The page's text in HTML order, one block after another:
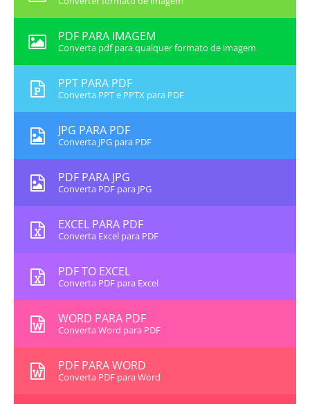
PDF PARA IMAGEM
Converta pdf para qualquer formato de imagem
PPT PARA PDF
Converta PPT e PPTX para PDF
JPG PARA PDF
Converta JPG para PDF
PDF PARA JPG
Converta PDF para JPG
EXCEL PARA PDF
Converta Excel para PDF
PDF TO EXCEL
Converta PDF para Excel
WORD PARA PDF
Converta Word para PDF
PDF PARA WORD
Converta PDF para Word